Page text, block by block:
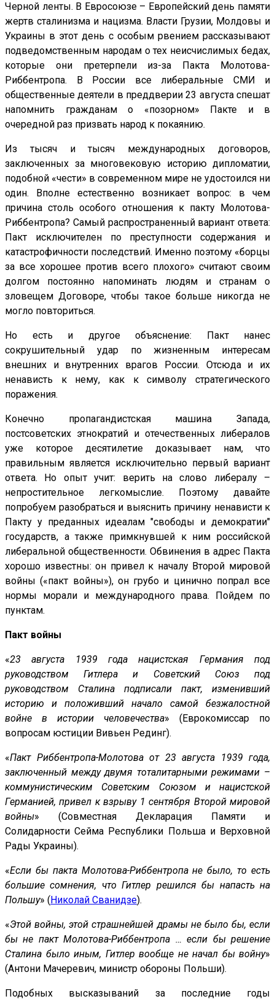
Черной ленты. В Евросоюзе – Европейский день памяти
жертв сталинизма и нацизма. Власти Грузии, Молдовы и
Украины в этот день с особым рвением рассказывают
подведомственным народам о тех неисчислимых бедах,
которые они претерпели из-за Пакта Молотова-
Риббентропа. В России все либеральные СМИ и
общественные деятели в преддверии 23 августа спешат
напомнить гражданам о «позорном» Пакте и в
очередной раз призвать народ к покаянию.
Из тысяч и тысяч международных договоров,
заключенных за многовековую историю дипломатии,
подобной «чести» в современном мире не удостоился ни
один. Вполне естественно возникает вопрос: в чем
причина столь особого отношения к пакту Молотова-
Риббентропа? Самый распространенный вариант ответа:
Пакт исключителен по преступности содержания и
катастрофичности последствий. Именно поэтому «борцы
за все хорошее против всего плохого» считают своим
долгом постоянно напоминать людям и странам о
зловещем Договоре, чтобы такое больше никогда не
могло повториться.
Но есть и другое объяснение: Пакт нанес
сокрушительный удар по жизненным интересам
внешних и внутренних врагов России. Отсюда и их
ненависть к нему, как к символу стратегического
поражения.
Конечно пропагандистская машина Запада,
постсоветских этнократий и отечественных либералов
уже которое десятилетие доказывает нам, что
правильным является исключительно первый вариант
ответа. Но опыт учит: верить на слово либералу –
непростительное легкомыслие. Поэтому давайте
попробуем разобраться и выяснить причину ненависти к
Пакту у преданных идеалам "свободы и демократии"
государств, а также примкнувшей к ним российской
либеральной общественности. Обвинения в адрес Пакта
хорошо известны: он привел к началу Второй мировой
войны («пакт войны»), он грубо и цинично попрал все
нормы морали и международного права. Пойдем по
пунктам.
Пакт войны
«23 августа 1939 года нацистская Германия под
руководством Гитлера и Советский Союз под
руководством Сталина подписали пакт, изменивший
историю и положивший начало самой безжалостной
войне в истории человечества» (Еврокомиссар по
вопросам юстиции Вивьен Рединг).
«Пакт Риббентропа-Молотова от 23 августа 1939 года,
заключенный между двумя тоталитарными режимами –
коммунистическим Советским Союзом и нацистской
Германией, привел к взрыву 1 сентября Второй мировой
войны» (Совместная Декларация Памяти и
Солидарности Сейма Республики Польша и Верховной
Рады Украины).
«Если бы пакта Молотова-Риббентропа не было, то есть
большие сомнения, что Гитлер решился бы напасть на
Польшу» ( Николай Сванидзе).
«Этой войны, этой страшнейшей драмы не было бы, если
бы не пакт Молотова-Риббентропа … если бы решение
Сталина было иным, Гитлер вообще не начал бы войну»
(Антони Мачеревич, министр обороны Польши).
Подобных высказываний за последние годы